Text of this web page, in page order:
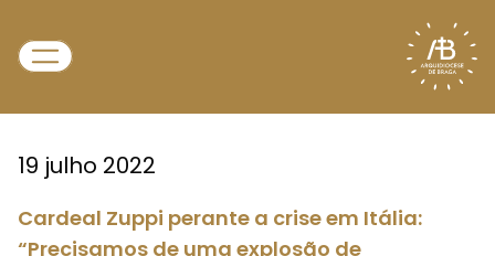
19 julho 2022
Cardeal Zuppi perante a crise em Itália:
“Precisamos de uma explosão de